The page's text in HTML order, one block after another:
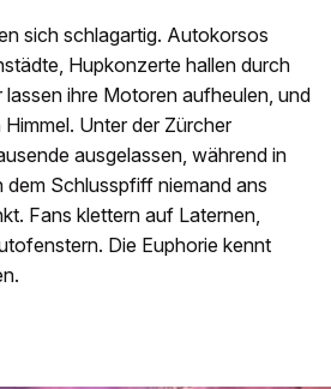
sich schlagartig. Autokorsos
Hupkonzerte hallen durch
ihre Motoren aufheulen, und
Unter der Zürcher
ausgelassen, während in
Schlusspfiff niemand ans
Fans klettern auf Laternen,
Die Euphorie kennt